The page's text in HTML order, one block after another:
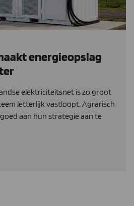
energieopslag
elektriciteitsnet is zo groot
letterlijk vastloopt. Agrarisch
aan hun strategie aan te